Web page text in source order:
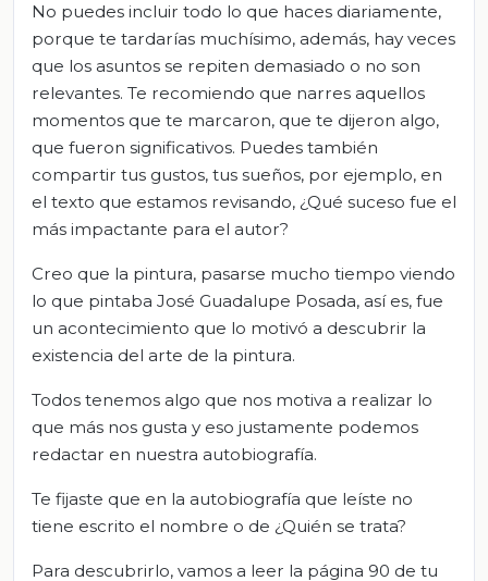
No puedes incluir todo lo que haces diariamente,
porque te tardarías muchísimo, además, hay veces
que los asuntos se repiten demasiado o no son
relevantes. Te recomiendo que narres aquellos
momentos que te marcaron, que te dijeron algo,
que fueron significativos. Puedes también
compartir tus gustos, tus sueños, por ejemplo, en
el texto que estamos revisando, ¿Qué suceso fue el
más impactante para el autor?
Creo que la pintura, pasarse mucho tiempo viendo
lo que pintaba José Guadalupe Posada, así es, fue
un acontecimiento que lo motivó a descubrir la
existencia del arte de la pintura.
Todos tenemos algo que nos motiva a realizar lo
que más nos gusta y eso justamente podemos
redactar en nuestra autobiografía.
Te fijaste que en la autobiografía que leíste no
tiene escrito el nombre o de ¿Quién se trata?
Para descubrirlo, vamos a leer la página 90 de tu